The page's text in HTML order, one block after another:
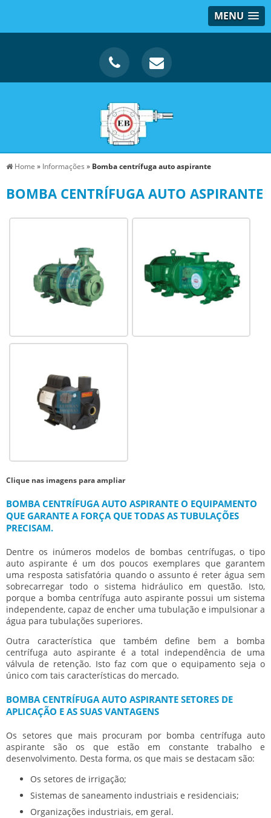
MENU
Home » Informações » Bomba centrífuga auto aspirante
BOMBA CENTRÍFUGA AUTO ASPIRANTE
Clique nas imagens para ampliar
BOMBA CENTRÍFUGA AUTO ASPIRANTE O EQUIPAMENTO
QUE GARANTE A FORÇA QUE TODAS AS TUBULAÇÕES
PRECISAM.
Dentre os inúmeros modelos de bombas centrífugas, o tipo
auto aspirante é um dos poucos exemplares que garantem
uma resposta satisfatória quando o assunto é reter água sem
sobrecarregar todo o sistema hidráulico em questão. Isto,
porque a bomba centrífuga auto aspirante possui um sistema
independente, capaz de encher uma tubulação e impulsionar a
água para tubulações superiores.
Outra característica que também define bem a bomba
centrífuga auto aspirante é a total independência de uma
válvula de retenção. Isto faz com que o equipamento seja o
único com tais características do mercado.
BOMBA CENTRÍFUGA AUTO ASPIRANTE SETORES DE
APLICAÇÃO E AS SUAS VANTAGENS
Os setores que mais procuram por bomba centrífuga auto
aspirante são os que estão em constante trabalho e
desenvolvimento. Desta forma, os que mais se destacam são:
Os setores de irrigação;
Sistemas de saneamento industriais e residenciais;
Organizações industriais, em geral.